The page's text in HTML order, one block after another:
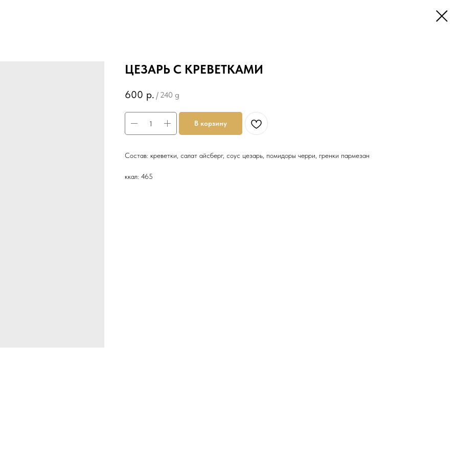
ЦЕЗАРЬ С КРЕВЕТКАМИ
600 р. / 240 g
В корзину
Состав: креветки, салат айсберг, соус цезарь, помидоры черри, гренки пармезан
ккал: 465